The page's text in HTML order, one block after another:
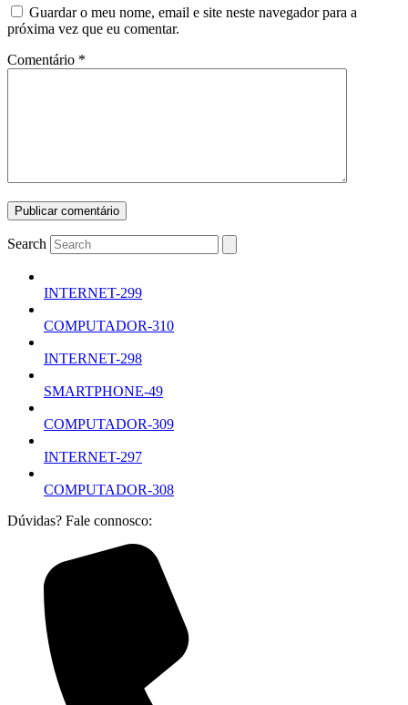
Guardar o meu nome, email e site neste navegador para a
próxima vez que eu comentar.
Comentário *
Search
INTERNET-299
COMPUTADOR-310
INTERNET-298
SMARTPHONE-49
COMPUTADOR-309
INTERNET-297
COMPUTADOR-308
Dúvidas? Fale connosco: